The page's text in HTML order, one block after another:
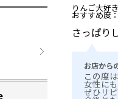
りんご大好
おすすめ度
さっぱり
お店から
この度
女性に
ぜひリ